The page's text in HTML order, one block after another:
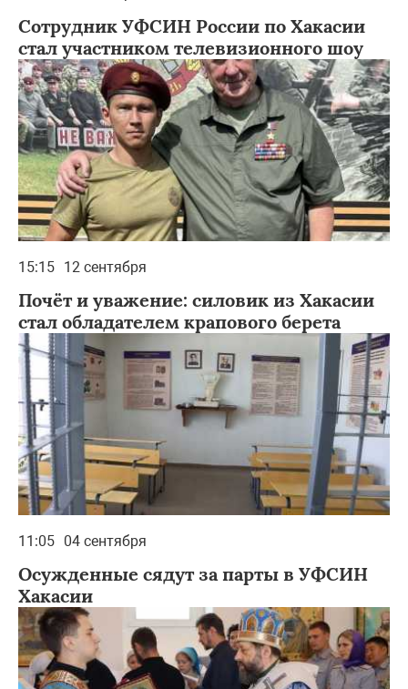
Сотрудник УФСИН России по Хакасии
стал участником телевизионного шоу
15:15 12 сентября
Почёт и уважение: силовик из Хакасии
стал обладателем крапового берета
11:05 04 сентября
Осужденные сядут за парты в УФСИН
Хакасии